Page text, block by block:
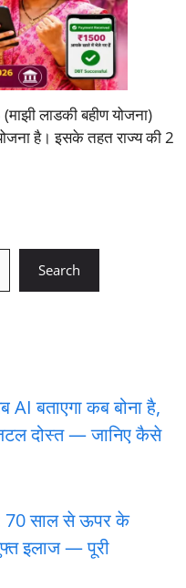
लाडकी बहीण योजना)
है। इसके तहत राज्य की 2
Search
बताएगा कब बोना है,
दोस्त — जानिए कैसे
70 साल से ऊपर के
इलाज — पूरी